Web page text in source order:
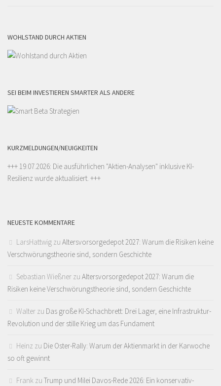
WOHLSTAND DURCH AKTIEN
SEI BEIM INVESTIEREN SMARTER ALS ANDERE
KURZMELDUNGEN/NEUIGKEITEN
+++ 19.07.2026: Die ausführlichen "Aktien-Analysen" inklusive KI-
Resilienz wurde aktualisiert. +++
NEUESTE KOMMENTARE
LarsHattwig zu Altersvorsorgedepot 2027: Warum die Risiken keine
Verschwörungstheorie sind, sondern Geschichte
Sebastian Wießner zu Altersvorsorgedepot 2027: Warum die
Risiken keine Verschwörungstheorie sind, sondern Geschichte
Walter zu Das große KI-Schachbrett: Drei Lager, eine Infrastruktur-
Revolution und der stille Krieg um das Fundament
Heinz zu Die Oster-Rally: Warum der Aktienmarkt in der Karwoche
so oft gewinnt
Frank zu Trump und Milei Davos-Rede 2026: Ein konservativ-